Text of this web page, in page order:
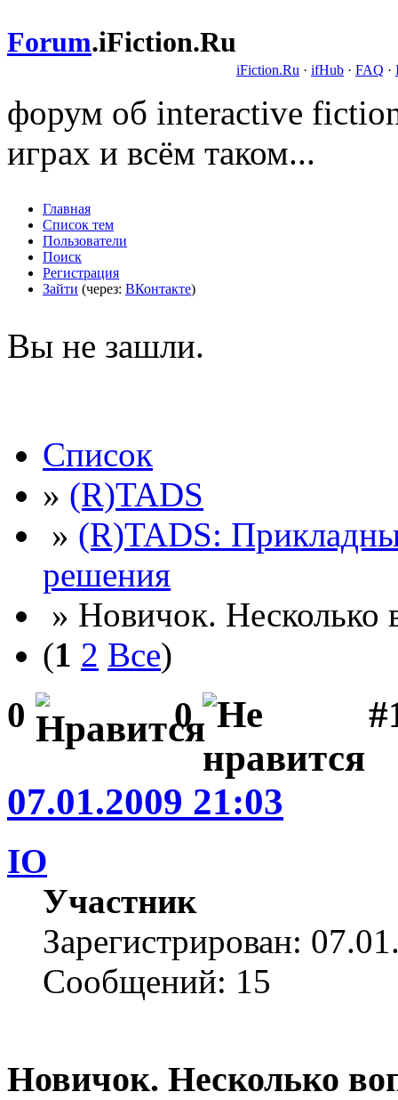
Forum.iFiction.Ru
iFiction.Ru · ifHub · FAQ ·
форум об interactive
играх и всём таком...
Главная
Список тем
Пользователи
Поиск
Регистрация
Зайти (через: ВКонтакте)
Вы не зашли.
Список
» (R)TADS
» (R)TADS:
решения
» Новичок. Несколько
(1 2 Все)
0 0
07.01.2009 21:03
IO
Участник
Зарегистрирован:
Сообщений: 15
Новичок. Несколько